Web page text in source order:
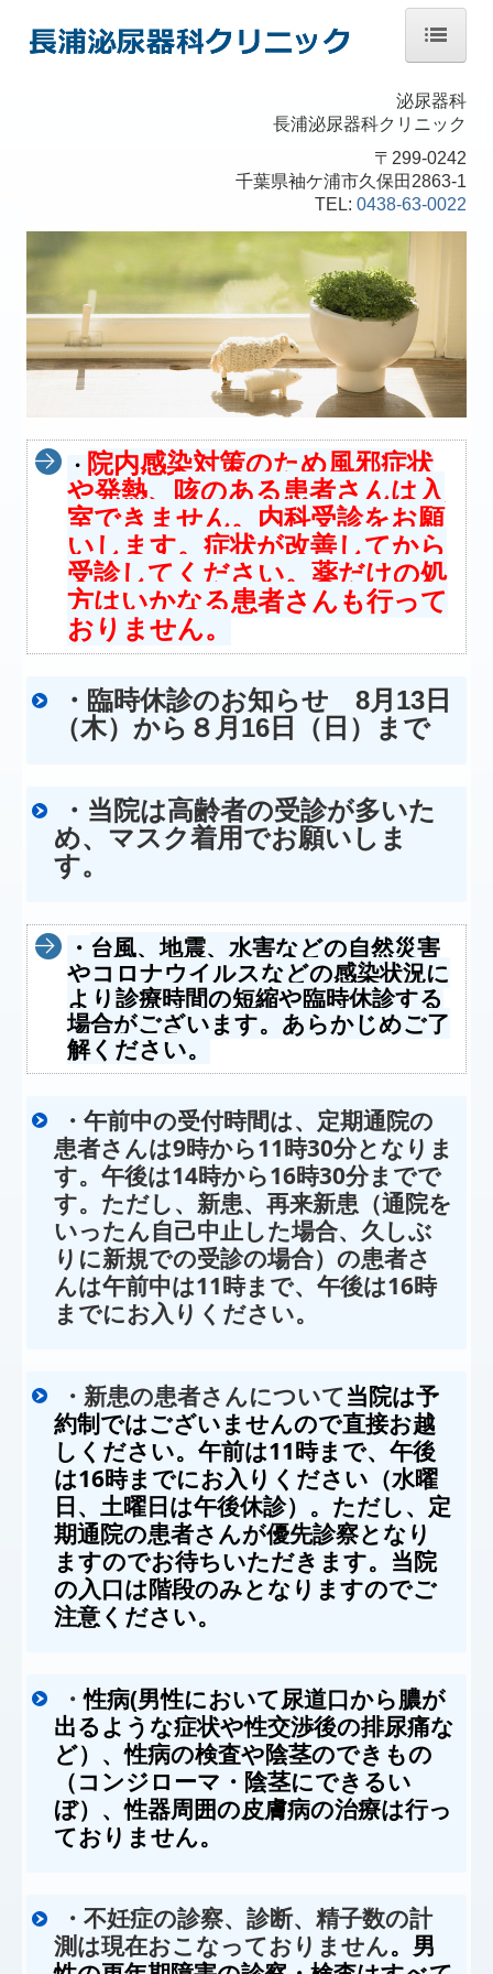
交通案内
診療実績のご紹介
個人情報保護方針
泌尿器科
長浦泌尿器科クリニック
〒299-0242
千葉県袖ケ浦市久保田2863-1
TEL: 0438-63-0022
・ 院内感染対策のため風邪症状
や発熱、 咳のある患者さんは入
室できません。内科受診をお願
いします。症状が改善してから
受診してください。薬だけの処
方はいかなる患者さんも行って
おりません。
・臨時休診のお知らせ 8月13日
（木）から８月16日（日）まで
・当院は高齢者の受診が多いた
め、マスク着用でお願いしま
す。
・ 台風、地震、水害などの自然災害
やコロナウイルスなどの感染状況に
より診療時間の短縮や臨時休診する
場合がございます。あらかじめご了
解ください。
・午前中の受付時間は、定期通院の
患者さんは9時から11時30分となりま
す。午後は14時から16時30分までで
す。ただし、新患、再来新患（通院を
いったん自己中止した場合、久しぶ
りに新規での受診の場合）の患者さ
んは午前中は11時まで、午後は16時
までにお入りください。
・新患の患者さんについて当院は予
約制ではございませんので直接お越
しください。午前は11時まで、午後
は16時までにお入りください（水曜
日、土曜日は午後休診）。ただし、定
期通院の患者さんが優先診察となり
ますのでお待ちいただきます。当院
の入口は階段のみとなりますのでご
注意ください。
・性病(男性において尿道口から膿が
出るような症状や性交渉後の排尿痛な
ど）、性病の検査や陰茎のできもの
（コンジローマ・陰茎にできるい
ぼ）、性器周囲の皮膚病の治療は行っ
ておりません。
・不妊症の診察、診断、精子数の計
測は現在おこなっておりません。男